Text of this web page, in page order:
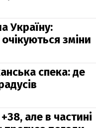
Україну:
зміни
спека: де
але в частині